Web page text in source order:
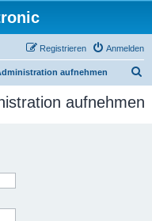
Anmelden
Registrieren
aufnehmen
c
aufnehmen